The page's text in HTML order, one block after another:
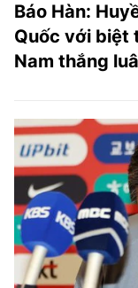
Báo Hàn:
Quốc với biệt
Nam thắng